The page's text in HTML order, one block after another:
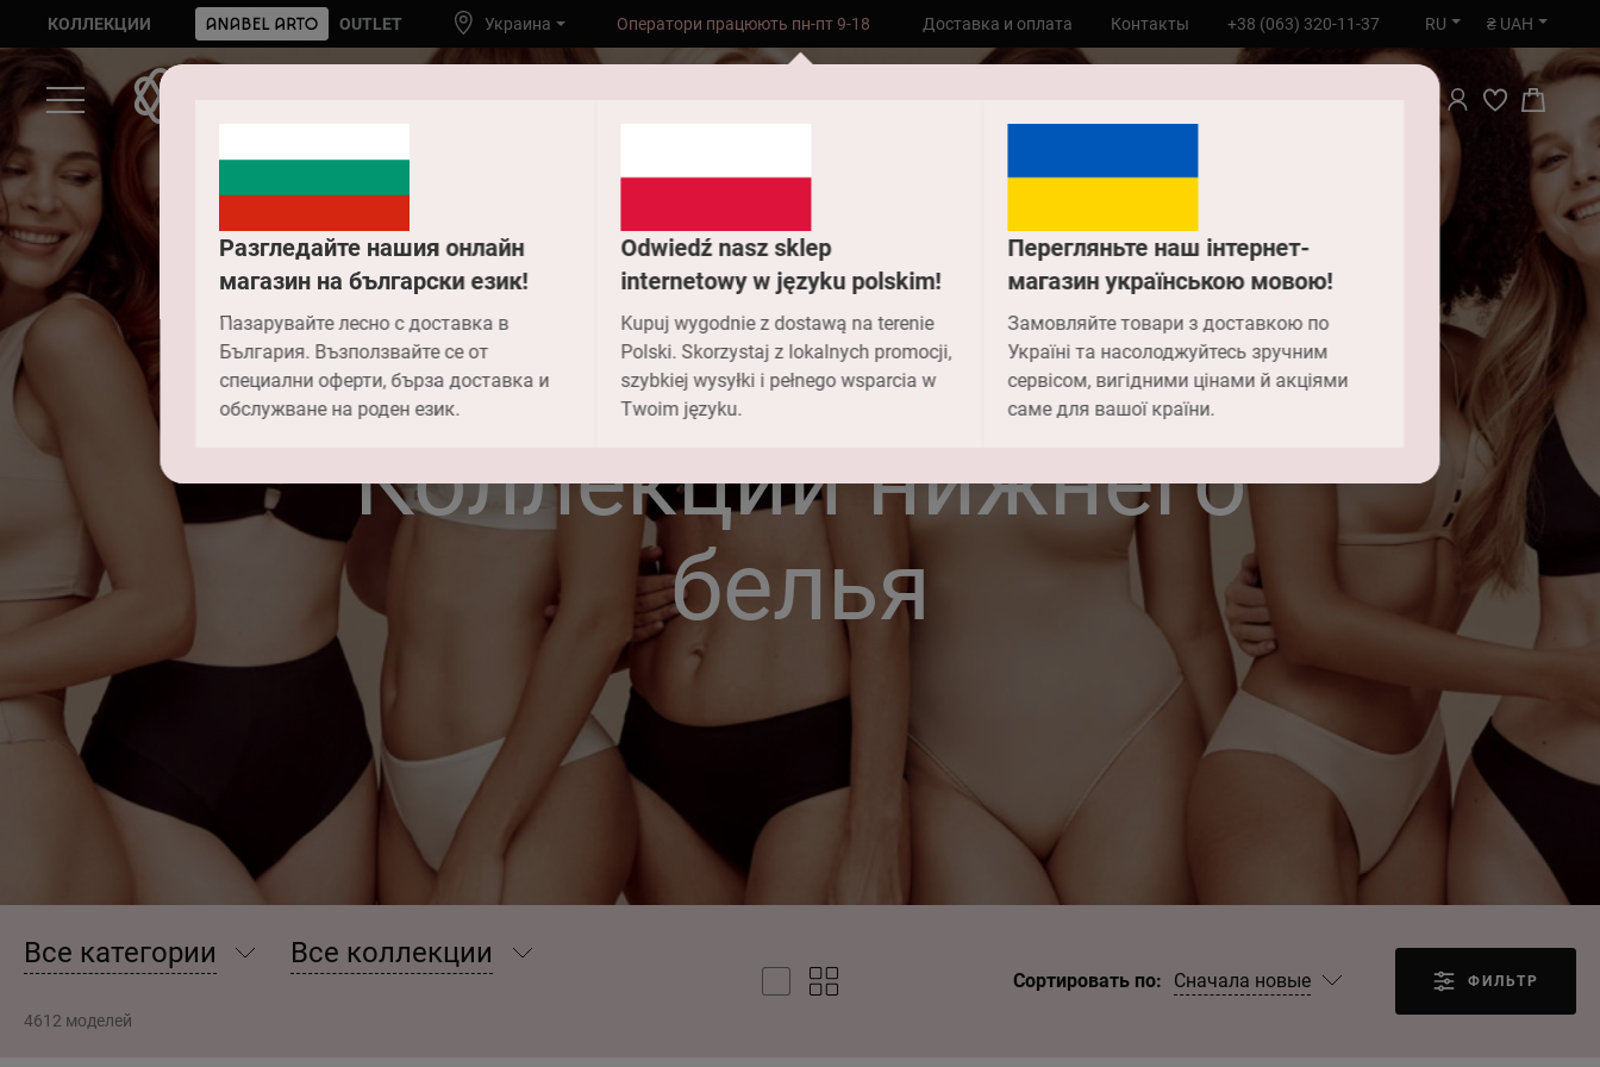
Разгледайте нашия онлайн
магазин на български език!
Пазарувайте лесно с доставка в
България. Възползвайте се от
специални оферти, бърза доставка и
обслужване на роден език.
Odwiedź nasz sklep
internetowy w języku polskim!
Kupuj wygodnie z dostawą na terenie
Polski. Skorzystaj z lokalnych promocji,
szybkiej wysyłki i pełnego wsparcia w
Twoim języku.
Перегляньте наш інтернет-
магазин українською мовою!
Замовляйте товари з доставкою по
Україні та насолоджуйтесь зручним
сервісом, вигідними цінами й акціями
саме для вашої країни.
КОЛЛЕКЦИИ OUTLET Украина
Бесплатная доставка до склада НП при
заказе от 2000 грн
Доставка и оплата Контакты +38 (063) 320-11-37 RU ₴ UAH
Главная Коллекции
Коллекции нижнего
белья
Все категории Все коллекции
4612 моделей
Сортировать по: Сначала новые ФИЛЬТР